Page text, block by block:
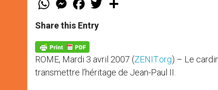
t
s
p
p
e
s
e
g
e
r
a
e
b
k
w
Share this Entry
ROME, Mardi 3 avril 2007 (ZENIT.org) – Le
transmettre l’héritage de Jean-Paul II.